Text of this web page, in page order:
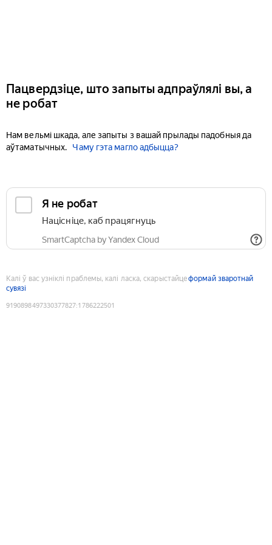
Пацвердзіце, што запыты адпраўлялі вы, а
не робат
Нам вельмі шкада, але запыты з вашай прылады падобныя да
аўтаматычных.
Чаму гэта магло адбыцца?
Я не робат
Націсніце, каб працягнуць
SmartCaptcha by Yandex Cloud
Калі ў вас узніклі праблемы, калі ласка, скарыстайцеформай зваротнай
сувязі
9190898497330377827:1786222501